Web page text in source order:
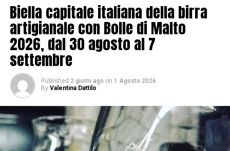
Biella capitale italiana della birra
artigianale con Bolle di Malto
2026, dal 30 agosto al 7
settembre
Published 2 giorni ago on 1 Agosto 2026
By Valentina Dattilo